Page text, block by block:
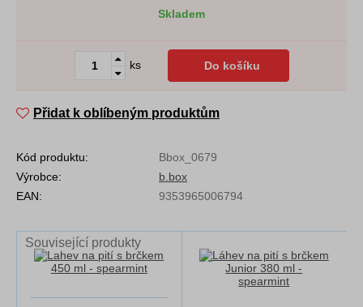
Skladem
ks Do košíku
Přidat k oblíbeným produktům
Kód produktu:
Bbox_0679
Výrobce:
b.box
EAN:
9353965006794
Související produkty